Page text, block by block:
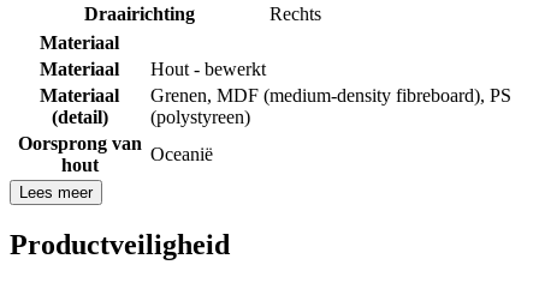
Draairichting
Rechts
Materiaal
Materiaal
Hout - bewerkt
Materiaal
(detail)
Grenen, MDF (medium-density fibreboard), PS
(polystyreen)
Oorsprong van
hout
Oceanië
Lees meer
Productveiligheid